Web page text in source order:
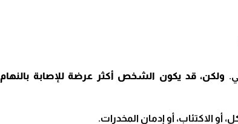
ولكن، قد يكون الشخص أكثر عرضة للإصابة بالنهام
أو الاكتئاب، أو إدمان المخدرات.